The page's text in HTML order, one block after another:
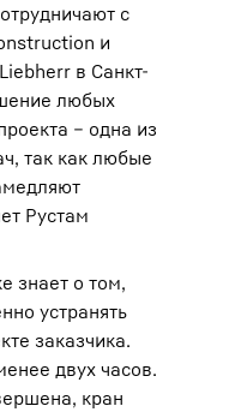
с
и
в Санкт-
любых
– одна из
так как любые
Рустам
знает о том,
устранять
заказчика.
двух часов.
кран